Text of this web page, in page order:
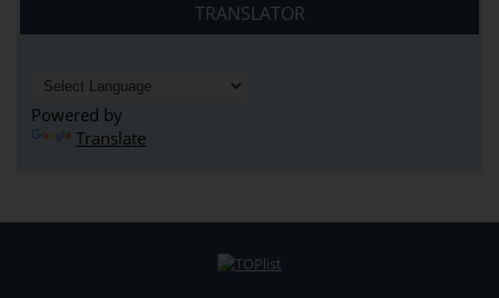
TRANSLATOR
Powered by
Translate